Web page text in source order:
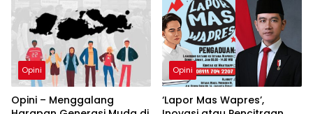
Kerentanan Sosial
Opini
Opini – Menggalang
Opini
‘Lapor Mas Wapres’,